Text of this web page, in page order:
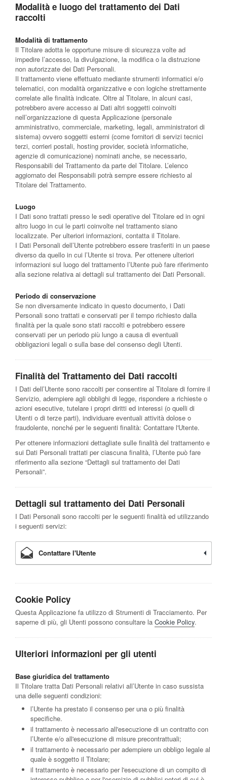
Modalità e luogo del trattamento dei Dati
raccolti
Modalità di trattamento
Il Titolare adotta le opportune misure di sicurezza volte ad
impedire l’accesso, la divulgazione, la modifica o la distruzione
non autorizzate dei Dati Personali.
Il trattamento viene effettuato mediante strumenti informatici e/o
telematici, con modalità organizzative e con logiche strettamente
correlate alle finalità indicate. Oltre al Titolare, in alcuni casi,
potrebbero avere accesso ai Dati altri soggetti coinvolti
nell’organizzazione di questa Applicazione (personale
amministrativo, commerciale, marketing, legali, amministratori di
sistema) ovvero soggetti esterni (come fornitori di servizi tecnici
terzi, corrieri postali, hosting provider, società informatiche,
agenzie di comunicazione) nominati anche, se necessario,
Responsabili del Trattamento da parte del Titolare. L’elenco
aggiornato dei Responsabili potrà sempre essere richiesto al
Titolare del Trattamento.
Luogo
I Dati sono trattati presso le sedi operative del Titolare ed in ogni
altro luogo in cui le parti coinvolte nel trattamento siano
localizzate. Per ulteriori informazioni, contatta il Titolare.
I Dati Personali dell’Utente potrebbero essere trasferiti in un paese
diverso da quello in cui l’Utente si trova. Per ottenere ulteriori
informazioni sul luogo del trattamento l’Utente può fare riferimento
alla sezione relativa ai dettagli sul trattamento dei Dati Personali.
Periodo di conservazione
Se non diversamente indicato in questo documento, i Dati
Personali sono trattati e conservati per il tempo richiesto dalla
finalità per la quale sono stati raccolti e potrebbero essere
conservati per un periodo più lungo a causa di eventuali
obbligazioni legali o sulla base del consenso degli Utenti.
Finalità del Trattamento dei Dati raccolti
I Dati dell’Utente sono raccolti per consentire al Titolare di fornire il
Servizio, adempiere agli obblighi di legge, rispondere a richieste o
azioni esecutive, tutelare i propri diritti ed interessi (o quelli di
Utenti o di terze parti), individuare eventuali attività dolose o
fraudolente, nonché per le seguenti finalità: Contattare l'Utente.
Per ottenere informazioni dettagliate sulle finalità del trattamento e
sui Dati Personali trattati per ciascuna finalità, l’Utente può fare
riferimento alla sezione “Dettagli sul trattamento dei Dati
Personali”.
Dettagli sul trattamento dei Dati Personali
I Dati Personali sono raccolti per le seguenti finalità ed utilizzando
i seguenti servizi:
Contattare l'Utente
Cookie Policy
Questa Applicazione fa utilizzo di Strumenti di Tracciamento. Per
saperne di più, gli Utenti possono consultare la Cookie Policy.
Ulteriori informazioni per gli utenti
Base giuridica del trattamento
Il Titolare tratta Dati Personali relativi all’Utente in caso sussista
una delle seguenti condizioni:
l’Utente ha prestato il consenso per una o più finalità
specifiche.
il trattamento è necessario all'esecuzione di un contratto con
l’Utente e/o all'esecuzione di misure precontrattuali;
il trattamento è necessario per adempiere un obbligo legale al
quale è soggetto il Titolare;
il trattamento è necessario per l'esecuzione di un compito di